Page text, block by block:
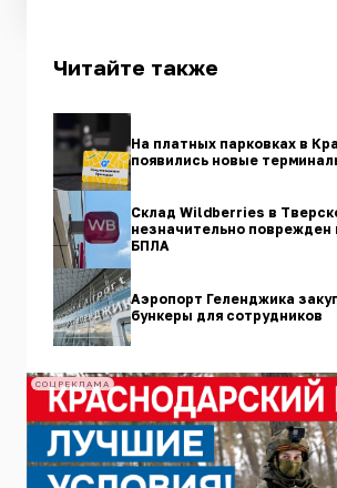
Читайте также
На платных парковках в
появились новые
Склад Wildberries в
незначительно поврежден
БПЛА
Аэропорт Геленджика
бункеры для сотрудников
СОЦРЕКЛАМА